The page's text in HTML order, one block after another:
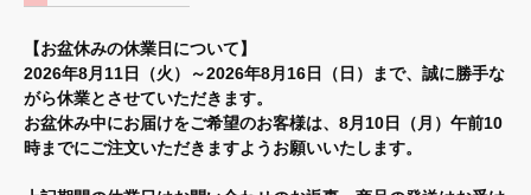
【お盆休みの休業日について】
2026年8月11日（火）～2026年8月16日（日）まで、誠に勝手な
がら休業とさせていただきます。
お盆休み中にお届けをご希望のお客様は、8月10日（月）午前10
時までにご注文いただきますようお願いいたします。